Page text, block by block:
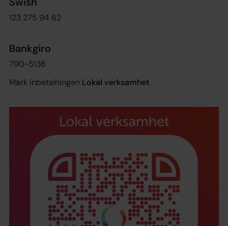
123 275 94 62
Bankgiro
790-5136
Märk inbetalningen Lokal verksamhet